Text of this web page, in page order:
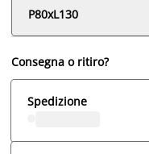
P80xL130
Consegna o ritiro?
Spedizione